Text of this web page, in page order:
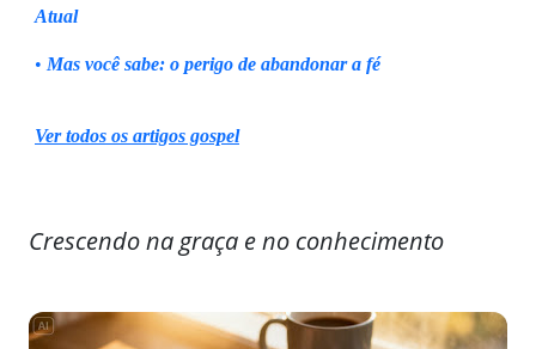
Atual
• Mas você sabe: o perigo de abandonar a fé
Ver todos os artigos gospel
Crescendo na graça e no conhecimento